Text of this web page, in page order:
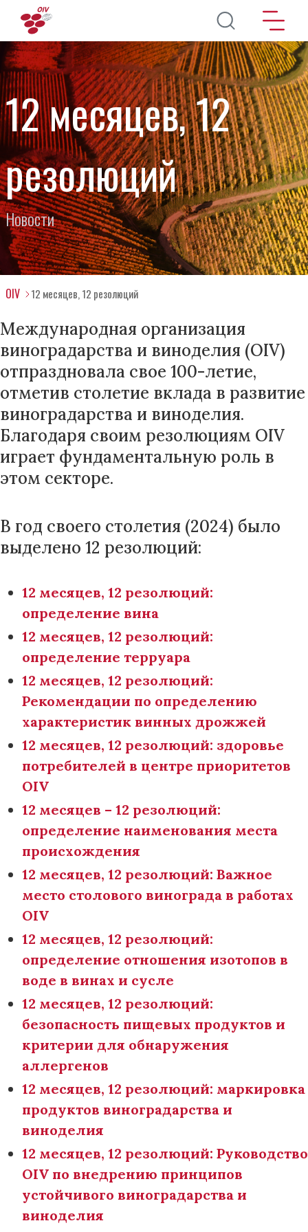
Перейти к основному содержанию
12 месяцев, 12
резолюций
Новости
OIV 12 месяцев, 12 резолюций
Международная организация
виноградарства и виноделия (OIV)
отпраздновала свое 100-летие,
отметив столетие вклада в развитие
виноградарства и виноделия.
Благодаря своим резолюциям OIV
играет фундаментальную роль в
этом секторе.
В год своего столетия (2024) было
выделено 12 резолюций:
12 месяцев, 12 резолюций:
определение вина
12 месяцев, 12 резолюций:
определение терруара
12 месяцев, 12 резолюций:
Рекомендации по определению
характеристик винных дрожжей
12 месяцев, 12 резолюций: здоровье
потребителей в центре приоритетов
OIV
12 месяцев – 12 резолюций:
определение наименования места
происхождения
12 месяцев, 12 резолюций: Важное
место столового винограда в работах
OIV
12 месяцев, 12 резолюций:
определение отношения изотопов в
воде в винах и сусле
12 месяцев, 12 резолюций:
безопасность пищевых продуктов и
критерии для обнаружения
аллергенов
12 месяцев, 12 резолюций: маркировка
продуктов виноградарства и
виноделия
12 месяцев, 12 резолюций: Руководство
OIV по внедрению принципов
устойчивого виноградарства и
виноделия